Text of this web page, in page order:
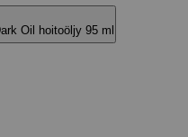
Oil hoitoöljy 95 ml